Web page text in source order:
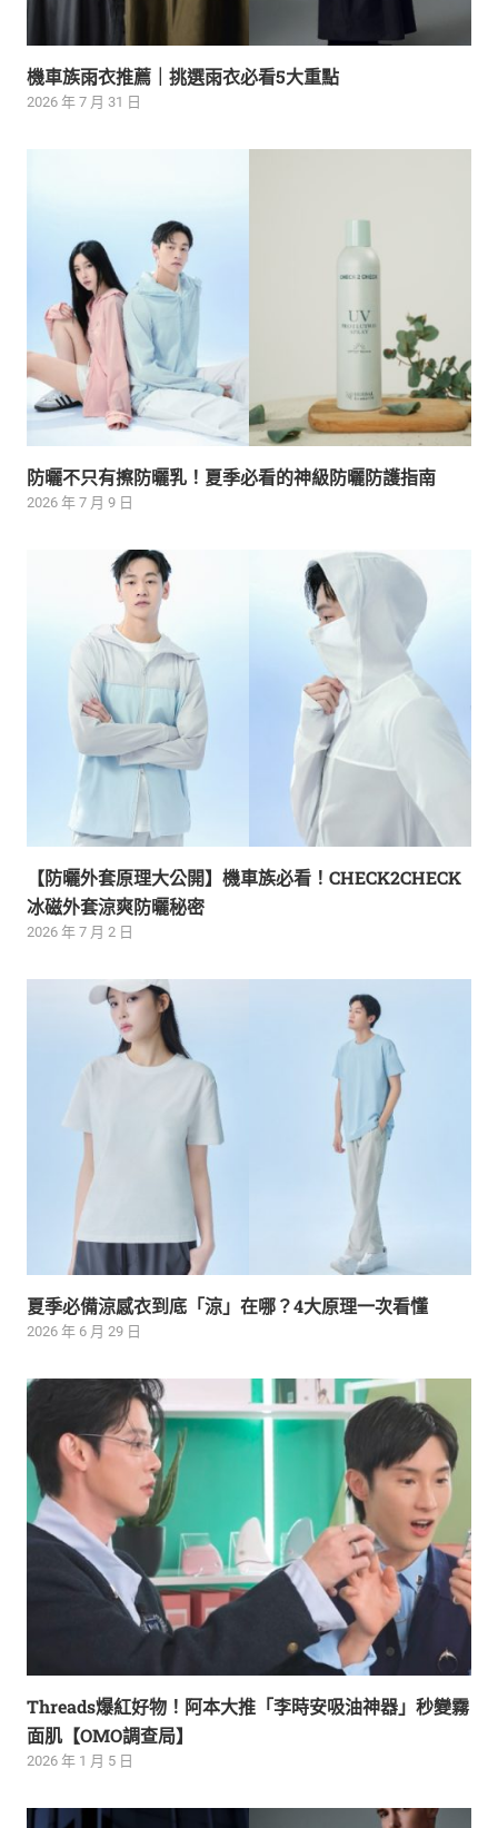
機車族雨衣推薦｜挑選雨衣必看5大重點
2026 年 7 月 31 日
防曬不只有擦防曬乳！夏季必看的神級防曬防護指南
2026 年 7 月 9 日
【防曬外套原理大公開】機車族必看！CHECK2CHECK
冰磁外套涼爽防曬秘密
2026 年 7 月 2 日
夏季必備涼感衣到底「涼」在哪？4大原理一次看懂
2026 年 6 月 29 日
Threads爆紅好物！阿本大推「李時安吸油神器」秒變霧
面肌【OMO調查局】
2026 年 1 月 5 日